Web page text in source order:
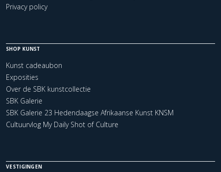
Privacy policy
SHOP KUNST
Kunst cadeaubon
Exposities
Over de SBK kunstcollectie
SBK Galerie
SBK Galerie 23 Hedendaagse Afrikaanse Kunst KNSM
Cultuurvlog My Daily Shot of Culture
VESTIGINGEN